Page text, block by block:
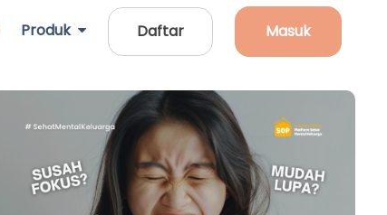
Produk Daftar Masuk